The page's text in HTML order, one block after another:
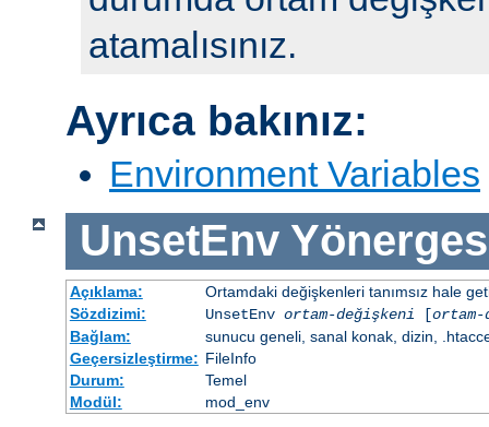
atamalısınız.
Ayrıca bakınız:
Environment Variables
UnsetEnv
Açıklama:
Ortamdaki değişkenleri tanımsız hale
Sözdizimi:
UnsetEnv ortam-değişkeni [
Bağlam:
sunucu geneli, sanal konak, dizin,
Geçersizleştirme: FileInfo
Durum:
Temel
Modül:
mod_env